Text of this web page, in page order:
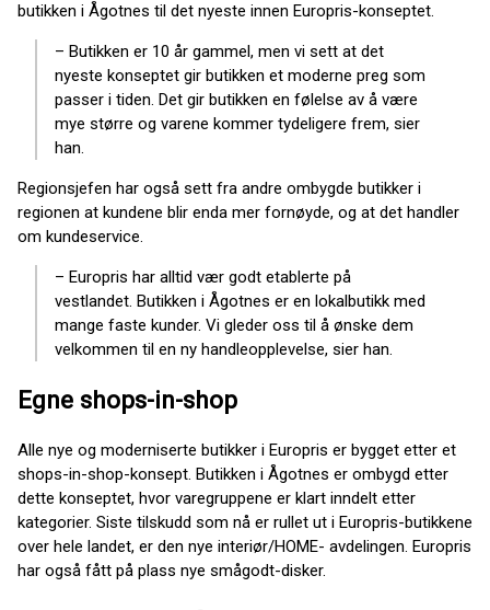
butikken i Ågotnes til det nyeste innen Europris-konseptet.
– Butikken er 10 år gammel, men vi sett at det
nyeste konseptet gir butikken et moderne preg som
passer i tiden. Det gir butikken en følelse av å være
mye større og varene kommer tydeligere frem, sier
han.
Regionsjefen har også sett fra andre ombygde butikker i
regionen at kundene blir enda mer fornøyde, og at det handler
om kundeservice.
– Europris har alltid vær godt etablerte på
vestlandet. Butikken i Ågotnes er en lokalbutikk med
mange faste kunder. Vi gleder oss til å ønske dem
velkommen til en ny handleopplevelse, sier han.
Egne shops-in-shop
Alle nye og moderniserte butikker i Europris er bygget etter et
shops-in-shop-konsept. Butikken i Ågotnes er ombygd etter
dette konseptet, hvor varegruppene er klart inndelt etter
kategorier. Siste tilskudd som nå er rullet ut i Europris-butikkene
over hele landet, er den nye interiør/HOME- avdelingen. Europris
har også fått på plass nye smågodt-disker.